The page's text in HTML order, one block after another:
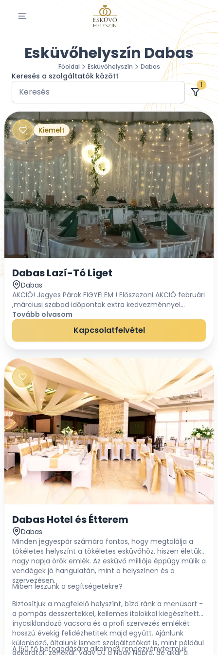
Esküvőhelyszín Dabas
Főoldal Esküvőhelyszín Dabas
Keresés a szolgáltatók között
1
Dabas Lazí-Tó Liget
Dabas
AKCIÓ! Jegyes Párok FIGYELEM ! Előszezoni AKCIÓ februári
,márciusi szabad időpontok extra kedvezménnyel
foglalhatók. 2025-re tavaszi-őszi-téli időpontok
kedvezménnyel !Nincs létszám korlát! Az...
Tovább olvasom
Kapcsolatfelvétel
Kiemelt
Dabas Hotel és Étterem
Dabas
Minden jegyespár számára fontos, hogy megtalálja a
tökéletes helyszínt a tökéletes esküvőhöz, hiszen életük
nagy napja örök emlék. Az esküvő milliője éppúgy múlik a
vendégek jó hangulatán, mint a helyszínen és a
szervezésen.
Miben leszünk a segítségetekre?
Biztosítjuk a megfelelő helyszínt, bízd ránk a menüsort -
a pompás desszertekkel, kellemes italokkal kiegészített
ínycsiklandozó vacsora és a profi szervezés emlékét
hosszú évekig felidézhetitek majd együtt. Ajánlunk
különböző, általunk ismert szolgáltatókat is, mint például
dekoratőr, zenekar, vagy DJ a Nagy Napra, de akár a
A 150 fő befogadására alkalmas rendezvénytermük